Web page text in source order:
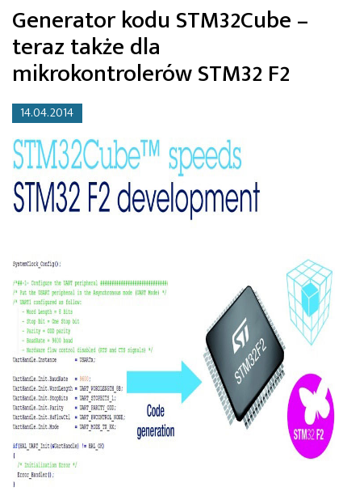
Generator kodu STM32Cube –
teraz także dla
mikrokontrolerów STM32 F2
14.04.2014